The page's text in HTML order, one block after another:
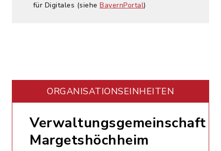
für Digitales (siehe BayernPortal)
ORGANISATIONS­EINHEITEN
Verwaltungsgemeinschaft
Margetshöchheim